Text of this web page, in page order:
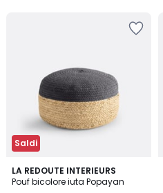
Saldi
LA REDOUTE INTERIEURS
Pouf bicolore iuta Popayan
4,1
/ 5
3
Colori